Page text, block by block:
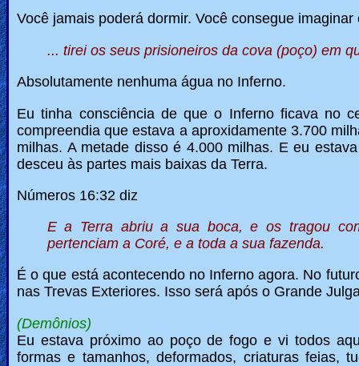
Você jamais poderá dormir. Você consegue
... tirei os seus prisioneiros da cova (poço) em
Absolutamente nenhuma água no Inferno.
Eu tinha consciência de que o Inferno ficava no
compreendia que estava a aproxidamente 3.700
milhas. A metade disso é 4.000 milhas. E eu
desceu às partes mais baixas da Terra.
Números 16:32 diz
E a Terra abriu a sua boca, e os tragou
pertenciam a Coré, e a toda a sua fazenda.
É o que está acontecendo no Inferno agora. No
nas Trevas Exteriores. Isso será após o Grande
(Demônios)
Eu estava próximo ao poço de fogo e vi todos
formas e tamanhos, deformados, criaturas feias,